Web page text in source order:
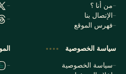
من أنا ؟
الإتصال بنا
فهرس الموقع
سياسة الخصوصية
سياسة الخصوصية